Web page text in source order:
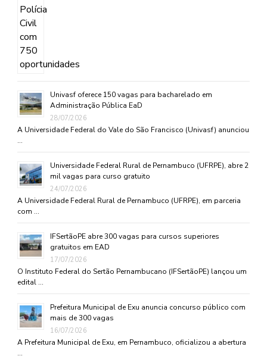
Univasf oferece 150 vagas para bacharelado em
Administração Pública EaD
28/07/2026
A Universidade Federal do Vale do São Francisco (Univasf) anunciou
…
Universidade Federal Rural de Pernambuco (UFRPE), abre 2
mil vagas para curso gratuito
24/07/2026
A Universidade Federal Rural de Pernambuco (UFRPE), em parceria
com …
IFSertãoPE abre 300 vagas para cursos superiores
gratuitos em EAD
17/07/2026
O Instituto Federal do Sertão Pernambucano (IFSertãoPE) lançou um
edital …
Prefeitura Municipal de Exu anuncia concurso público com
mais de 300 vagas
16/07/2026
A Prefeitura Municipal de Exu, em Pernambuco, oficializou a abertura
…